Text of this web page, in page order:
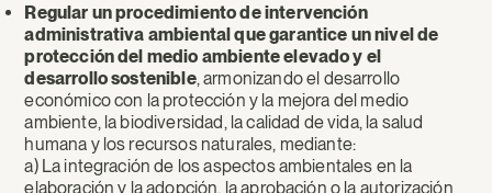
Regular un procedimiento de intervención
administrativa ambiental que garantice un nivel de
protección del medio ambiente elevado y el
desarrollo sostenible, armonizando el desarrollo
económico con la protección y la mejora del medio
ambiente, la biodiversidad, la calidad de vida, la salud
humana y los recursos naturales, mediante:
a) La integración de los aspectos ambientales en la
elaboración y la adopción, la aprobación o la autorización